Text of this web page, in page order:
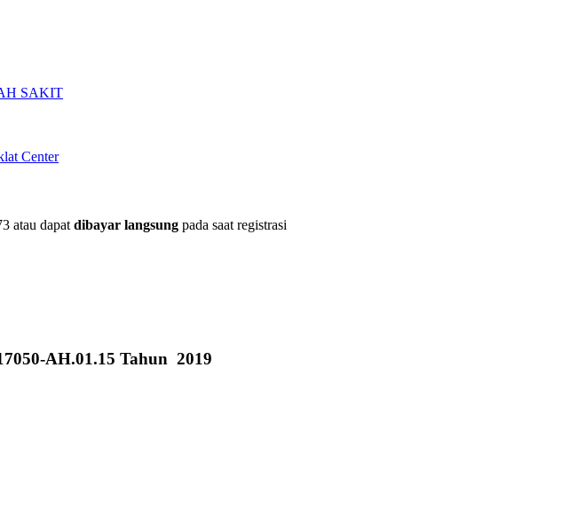
SAKIT
Center
atau dapatdibayar langsung pada saat registrasi
AH.01.15 Tahun 2019